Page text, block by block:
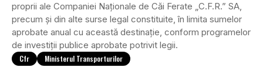
proprii ale Companiei Naţionale de Căi Ferate „C.F.R.” SA,
precum și din alte surse legal constituite, în limita sumelor
aprobate anual cu această destinaţie, conform programelor
de investiţii publice aprobate potrivit legii.
Cfr Ministerul Transporturilor